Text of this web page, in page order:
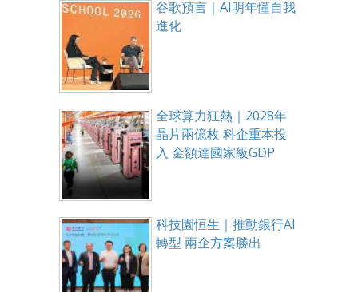
谷歌預言｜AI明年懂自我
進化
全球算力狂熱｜2028年
晶片兩億枚 科企重本投
入 金額達國家級GDP
科技園恒生｜推動銀行AI
轉型 兩企方案勝出